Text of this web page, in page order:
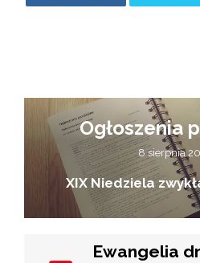
Ogłoszenia
8 sierpnia
XIX Niedziela
Ewangelia